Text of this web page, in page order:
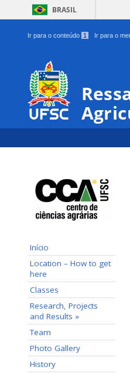
BRASIL
Ir para o conteúdo 1 Ir para o
Início
Location – How to get
here
Classes
Research, Projects
and Results »
Team
Photo Gallery
History